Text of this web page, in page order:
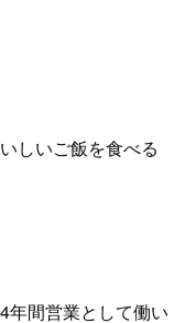
しいご飯を食べる
年間営業として働い